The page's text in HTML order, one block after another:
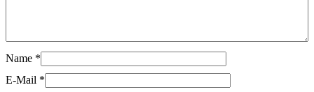
Name *
E-Mail *